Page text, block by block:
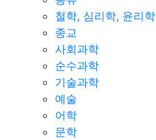
철학, 심리학, 윤리학
종교
사회과학
순수과학
기술과학
예술
어학
문학